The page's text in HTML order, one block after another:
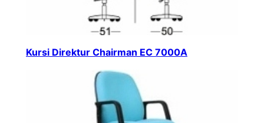
Kursi Direktur Chairman EC 7000A